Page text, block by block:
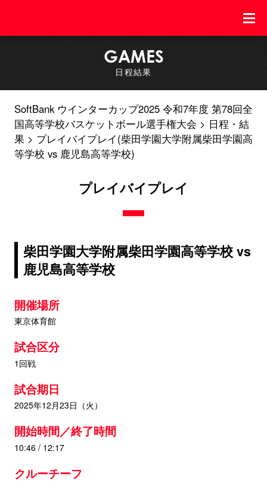
GAMES
日程結果
SoftBank ウインターカップ2025 令和7年度 第78回全
国高等学校バスケットボール選手権大会
日程・結
果
プレイバイプレイ(柴田学園大学附属柴田学園高
等学校 vs 鹿児島高等学校)
プレイバイプレイ
柴田学園大学附属柴田学園高等学校 vs
鹿児島高等学校
開催場所
東京体育館
試合区分
1回戦
試合期日
2025年12月23日（火）
開始時間／終了時間
10:46 / 12:17
クルーチーフ